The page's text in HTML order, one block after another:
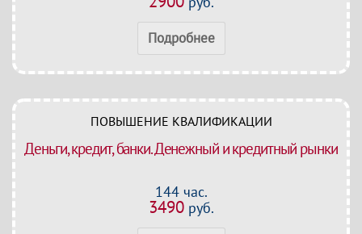
Подробнее
ПОВЫШЕНИЕ КВАЛИФИКАЦИИ
Деньги, кредит, банки. Денежный и кредитный рынки
144 час.
3490руб.